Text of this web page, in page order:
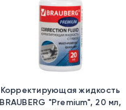
Корректирующая жидкость
BRAUBERG "Premium", 20 мл,